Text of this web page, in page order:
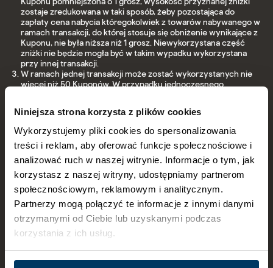
Niniejsza strona korzysta z plików cookies
Wykorzystujemy pliki cookies do spersonalizowania
treści i reklam, aby oferować funkcje społecznościowe i
analizować ruch w naszej witrynie. Informacje o tym, jak
korzystasz z naszej witryny, udostępniamy partnerom
społecznościowym, reklamowym i analitycznym.
Partnerzy mogą połączyć te informacje z innymi danymi
otrzymanymi od Ciebie lub uzyskanymi podczas
korzystania z ich usług.
Szczegóły dotyczące plików cookies oraz możliwość
zostaje zredukowana w taki sposób, żeby pozostająca do
zapłaty cena nabycia któregokolwiek z towarów nabywanego w
ramach transakcji, do której stosuje się obniżenie wynikające z
Kuponu, nie była niższa niż 1 grosz. Niewykorzystana część
zniżki nie będzie mogła być w takim wypadku wykorzystana
przy innej transakcji.
W ramach jednej transakcji może zostać wykorzystanych nie
więcej niż 50 Kuponów. W przypadku jednoczesnego
wartościowych wynikających z zastosowania kilku Kuponów
jest w takim przypadku sumowana).
Kupony mogą zostać wykorzystane w terminie 29.07.2026-
27.08.2026 r.
W celu usunięcia wątpliwości Kupony stanowią udzielenie
zniżki na produkty możliwe do wykorzystania w ramach
zakupów w Sklepach i jako takie nie podlegają wymianie na
gotówkę.
Rabaty wynikające z Kuponów nie mogą być używane w jednej
transakcji z kuponami procentowymi (tj. kuponami
obniżającymi ceny o określony procent ceny zakupu)
upoważniającymi do zniżek w Sklepach (rabaty wynikające z
Kuponów nie sumują się z rabatami procentowymi).
Kupony nie mogą być przekazywane na rzecz innych osób niż
Klient, który dokonał zakupu Produktów, w związku z którym